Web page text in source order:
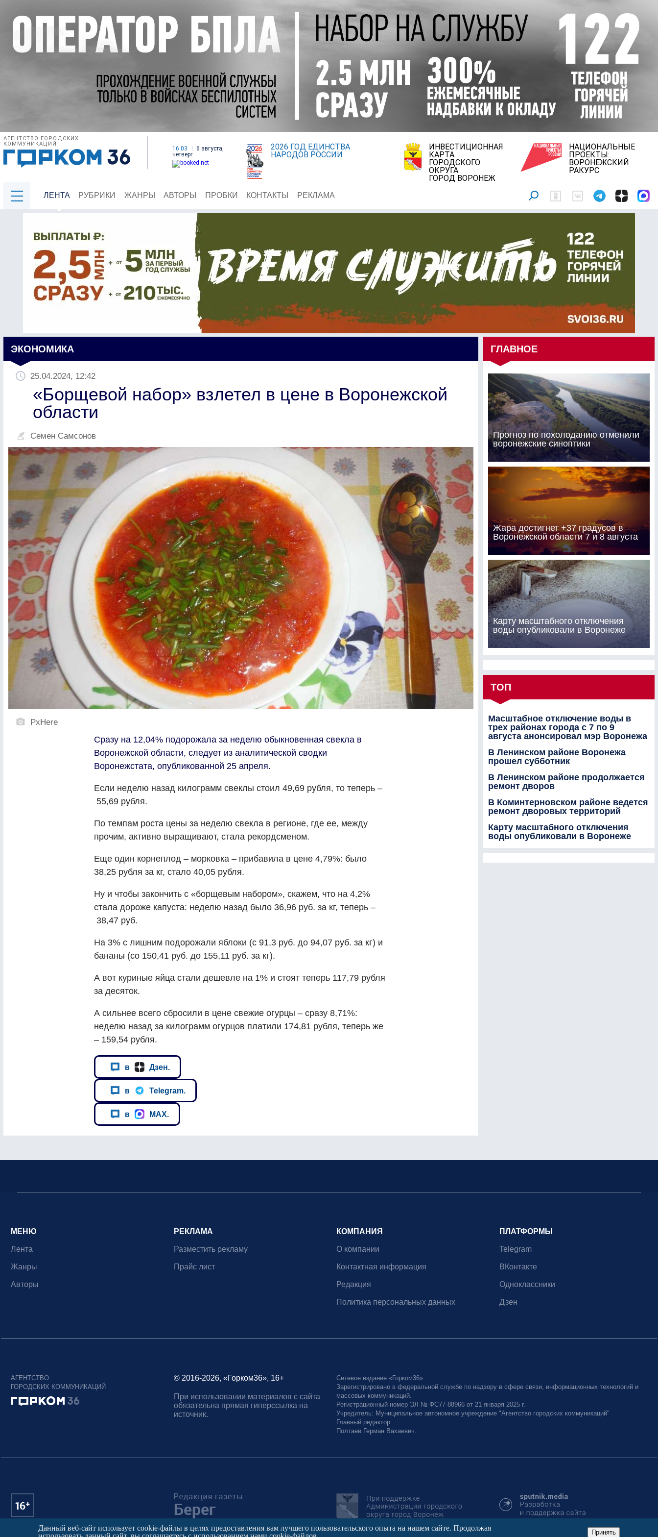
АГЕНТСТВО ГОРОДСКИХ
КОММУНИКАЦИЙ
16:03
6 августа,
четверг
2026 ГОД ЕДИНСТВА
НАРОДОВ РОССИИ
ИНВЕСТИЦИОННАЯ
КАРТА
ГОРОДСКОГО
ОКРУГА
ГОРОД ВОРОНЕЖ
НАЦИОНАЛЬНЫЕ
ПРОЕКТЫ:
ВОРОНЕЖСКИЙ
РАКУРС
ЛЕНТА РУБРИКИ ЖАНРЫ АВТОРЫ ПРОБКИ КОНТАКТЫ РЕКЛАМА
ЭКОНОМИКА
25.04.2024, 12:42
«Борщевой набор» взлетел в цене в Воронежской
области
Семен Самсонов
PxHere
Сразу на 12,04% подорожала за неделю обыкновенная свекла в
Воронежской области, следует из аналитической сводки
Воронежстата, опубликованной 25 апреля.
Если неделю назад килограмм свеклы стоил 49,69 рубля, то теперь –
55,69 рубля.
По темпам роста цены за неделю свекла в регионе, где ее, между
прочим, активно выращивают, стала рекордсменом.
Еще один корнеплод – морковка – прибавила в цене 4,79%: было
38,25 рубля за кг, стало 40,05 рубля.
Ну и чтобы закончить с «борщевым набором», скажем, что на 4,2%
стала дороже капуста: неделю назад было 36,96 руб. за кг, теперь –
38,47 руб.
На 3% с лишним подорожали яблоки (с 91,3 руб. до 94,07 руб. за кг) и
бананы (со 150,41 руб. до 155,11 руб. за кг).
А вот куриные яйца стали дешевле на 1% и стоят теперь 117,79 рубля
за десяток.
А сильнее всего сбросили в цене свежие огурцы – сразу 8,71%:
неделю назад за килограмм огурцов платили 174,81 рубля, теперь же
– 159,54 рубля.
в Дзен.
в Telegram.
в MAX.
ГЛАВНОЕ
Прогноз по похолоданию отменили
воронежские синоптики
Жара достигнет +37 градусов в
Воронежской области 7 и 8 августа
Карту масштабного отключения
воды опубликовали в Воронеже
ТОП
Масштабное отключение воды в
трех районах города с 7 по 9
августа анонсировал мэр Воронежа
В Ленинском районе Воронежа
прошел субботник
В Ленинском районе продолжается
ремонт дворов
В Коминтерновском районе ведется
ремонт дворовых территорий
Карту масштабного отключения
воды опубликовали в Воронеже
МЕНЮ
Лента
Жанры
Авторы
РЕКЛАМА
Разместить рекламу
Прайс лист
КОМПАНИЯ
О компании
Контактная информация
Редакция
Политика персональных данных
ПЛАТФОРМЫ
Telegram
ВКонтакте
Одноклассники
Дзен
АГЕНТСТВО
ГОРОДСКИХ КОММУНИКАЦИЙ
© 2016-2026, «Горком36», 16+
При использовании материалов с сайта
обязательна прямая гиперссылка на
источник.
Сетевое издание «Горком36».
Зарегистрировано в федеральной службе по надзору в сфере связи, информационных технологий и
массовых коммуникаций.
Регистрационный номер ЭЛ № ФС77-88966 от 21 января 2025 г.
Учредитель: Муниципальное автономное учреждение "Агентство городских коммуникаций"
Главный редактор:
Полтаев Герман Вахаевич.
Данный веб-сайт использует cookie-файлы в целях предоставления вам лучшего пользовательского опыта на нашем сайте. Продолжая
Принять